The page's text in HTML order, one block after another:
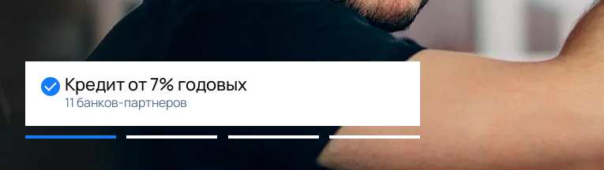
Кредит от 7% годовых
11 банков-партнеров